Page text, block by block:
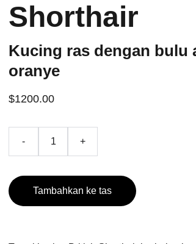
Shorthair
Kucing ras dengan bulu
oranye
$1200.00
- +
Tambahkan ke tas